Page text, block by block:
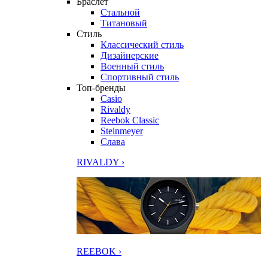
Стальной
Титановый
Стиль
Классический стиль
Дизайнерские
Военный стиль
Спортивный стиль
Топ-бренды
Casio
Rivaldy
Reebok Classic
Steinmeyer
Слава
RIVALDY ›
REEBOK ›